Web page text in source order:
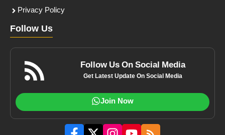
Privacy Policy
Follow Us
Follow Us On Social Media
Get Latest Update On Social Media
Join Now